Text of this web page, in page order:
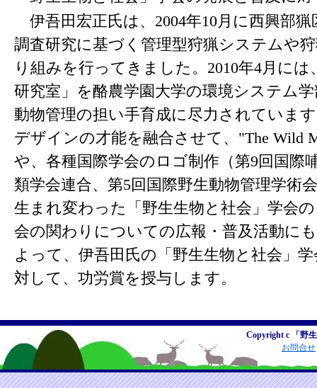
伊吾田宏正氏は、2004年10月に西興部
調査研究に基づく管理型狩猟システムや
り組みを行ってきました。2010年4月に
研究室」を酪農学園大学の環境システム
動物管理の担い手育成に尽力されていま
デザインの才能を融合させて、"The Wild
や、各種国際学会のロゴ制作（第9回国際
類学会連合、第5回国際野生動物管理学術
生まれ変わった「野生生物と社会」学会
会の関わりについての広報・普及活動に
よって、伊吾田氏の「野生生物と社会」
対して、功労賞を授与します。
Copyright c 「野
お問合せ